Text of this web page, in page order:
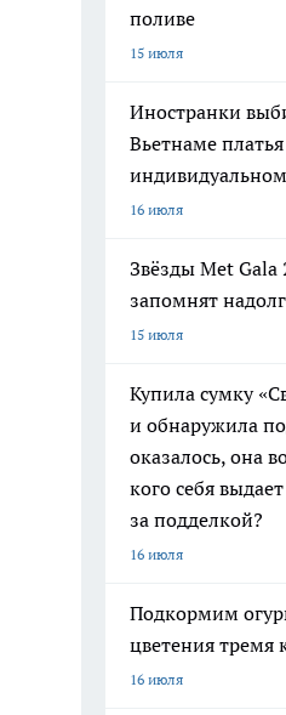
поливе
15 июля
Иностранки
Вьетнаме
16 июля
Звёзды Met Gala
запомнят
15 июля
Купила сумку
и обнаружила
оказалось, она
кого себя
за подделкой?
16 июля
Подкормим
цветения тремя
16 июля